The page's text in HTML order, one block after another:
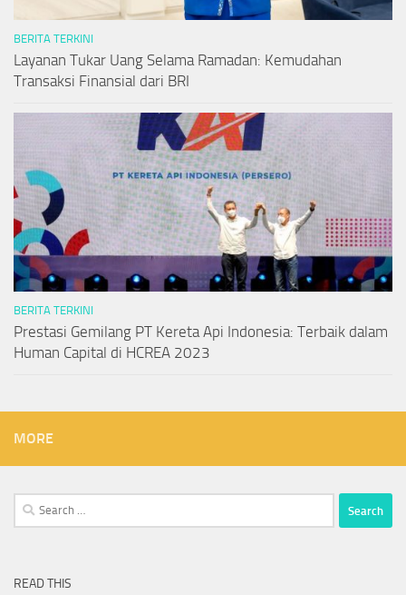
BERITA TERKINI
Layanan Tukar Uang Selama Ramadan: Kemudahan
Transaksi Finansial dari BRI
BERITA TERKINI
Prestasi Gemilang PT Kereta Api Indonesia: Terbaik dalam
Human Capital di HCREA 2023
MORE
Search
for:
READ THIS